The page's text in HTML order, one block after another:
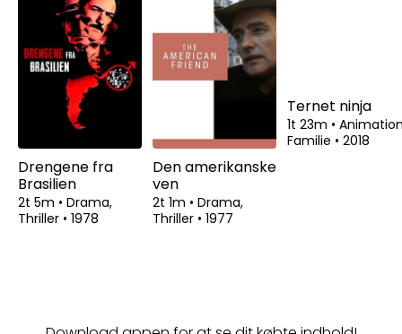
Drengene fra
Brasilien
2t 5m • Drama,
Thriller • 1978
Den amerikanske
ven
2t 1m • Drama,
Thriller • 1977
Ternet ninja
1t 23m •
Familie • 2018